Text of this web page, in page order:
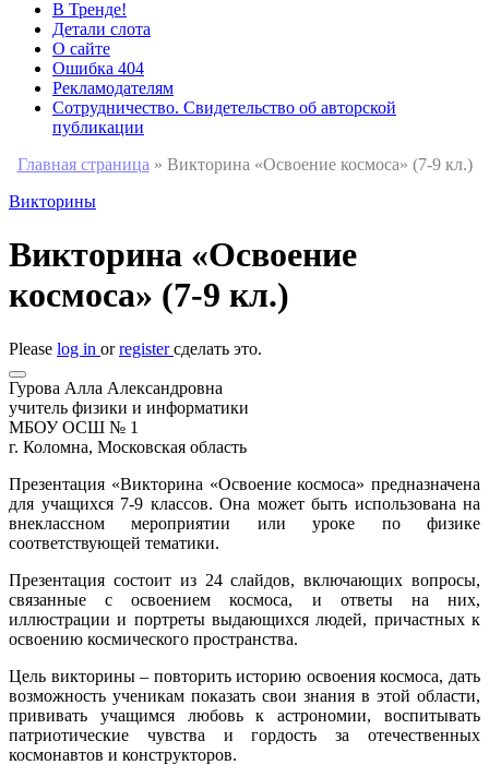
В Тренде!
Детали слота
О сайте
Ошибка 404
Рекламодателям
Сотрудничество. Свидетельство об авторской
публикации
Главная страница » Викторина «Освоение космоса» (7-9 кл.)
Викторины
Викторина «Освоение
космоса» (7-9 кл.)
Please log in orregisterсделать это.
Гурова Алла Александровна
учитель физики и информатики
МБОУ ОСШ № 1
г. Коломна, Московская область
Презентация «Викторина «Освоение космоса» предназначена
для учащихся 7-9 классов. Она может быть использована на
внеклассном мероприятии или уроке по физике
соответствующей тематики.
Презентация состоит из 24 слайдов, включающих вопросы,
связанные с освоением космоса, и ответы на них,
иллюстрации и портреты выдающихся людей, причастных к
освоению космического пространства.
Цель викторины – повторить историю освоения космоса, дать
возможность ученикам показать свои знания в этой области,
прививать учащимся любовь к астрономии, воспитывать
патриотические чувства и гордость за отечественных
космонавтов и конструкторов.